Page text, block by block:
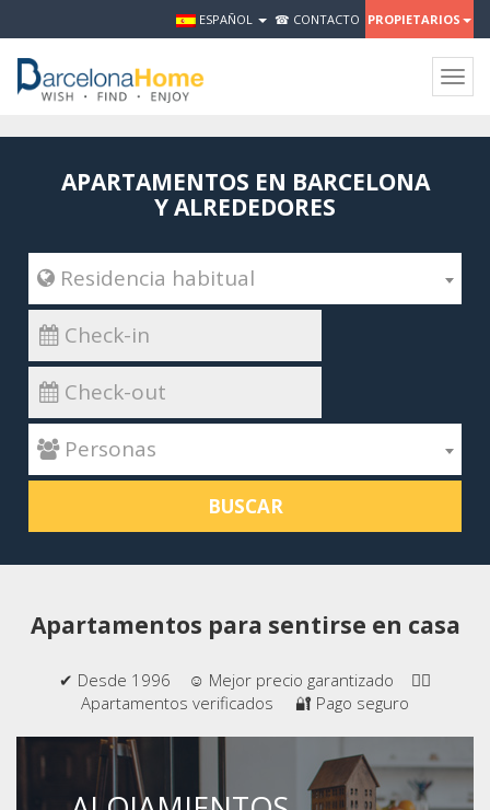
ESPAÑOL ☎ CONTACTO PROPIETARIOS
APARTAMENTOS EN BARCELONA
Y ALREDEDORES
 Residencia habitual
 Personas
BUSCAR
Apartamentos para sentirse en casa
✔ Desde 1996 ☺ Mejor precio garantizado 👍🏻
Apartamentos verificados 🔐 Pago seguro